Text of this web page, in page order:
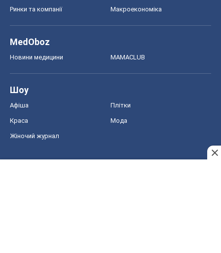
Ринки та компанії Макроекономіка
MedOboz
Новини медицини MAMACLUB
Шоу
Афіша Плітки
Краса Мода
Жіночий журнал